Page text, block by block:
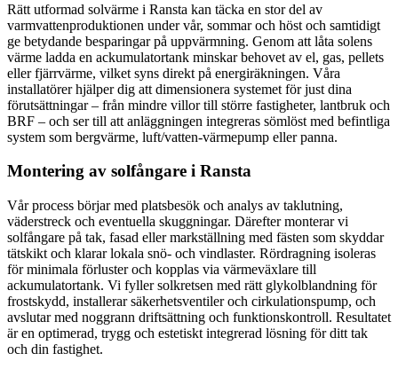
Rätt utformad solvärme i Ransta kan täcka en stor del av
varmvattenproduktionen under vår, sommar och höst och samtidigt
ge betydande besparingar på uppvärmning. Genom att låta solens
värme ladda en ackumulatortank minskar behovet av el, gas, pellets
eller fjärrvärme, vilket syns direkt på energiräkningen. Våra
installatörer hjälper dig att dimensionera systemet för just dina
förutsättningar – från mindre villor till större fastigheter, lantbruk och
BRF – och ser till att anläggningen integreras sömlöst med befintliga
system som bergvärme, luft/vatten-värmepump eller panna.
Montering av solfångare i Ransta
Vår process börjar med platsbesök och analys av taklutning,
väderstreck och eventuella skuggningar. Därefter monterar vi
solfångare på tak, fasad eller markställning med fästen som skyddar
tätskikt och klarar lokala snö- och vindlaster. Rördragning isoleras
för minimala förluster och kopplas via värmeväxlare till
ackumulatortank. Vi fyller solkretsen med rätt glykolblandning för
frostskydd, installerar säkerhetsventiler och cirkulationspump, och
avslutar med noggrann driftsättning och funktionskontroll. Resultatet
är en optimerad, trygg och estetiskt integrerad lösning för ditt tak
och din fastighet.